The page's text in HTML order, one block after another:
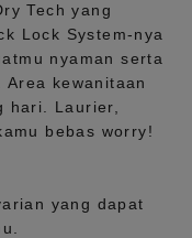
Tech yang
Lock System-nya
nyaman serta
kewanitaan
hari.
Laurier,
bebas worry!
yang dapat